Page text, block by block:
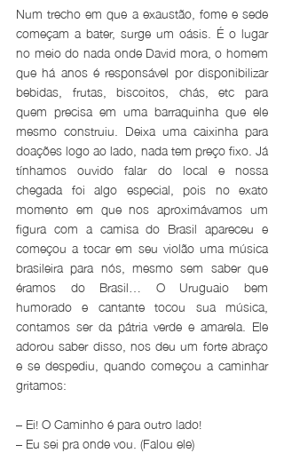
Num trecho em que a exaustão, fome e sede
começam a bater, surge um oásis. É o lugar
no meio do nada onde David mora, o homem
que há anos é responsável por disponibilizar
bebidas, frutas, biscoitos, chás, etc para
quem precisa em uma barraquinha que ele
mesmo construiu. Deixa uma caixinha para
doações logo ao lado, nada tem preço fixo. Já
tínhamos ouvido falar do local e nossa
chegada foi algo especial, pois no exato
momento em que nos aproximávamos um
figura com a camisa do Brasil apareceu e
começou a tocar em seu violão uma música
brasileira para nós, mesmo sem saber que
éramos do Brasil… O Uruguaio bem
humorado e cantante tocou sua música,
contamos ser da pátria verde e amarela. Ele
adorou saber disso, nos deu um forte abraço
e se despediu, quando começou a caminhar
gritamos:
– Ei! O Caminho é para outro lado!
– Eu sei pra onde vou. (Falou ele)